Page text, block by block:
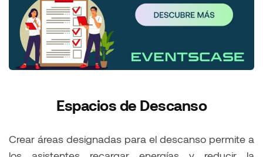
Espacios de Descanso
Crear áreas designadas para el descanso permite a